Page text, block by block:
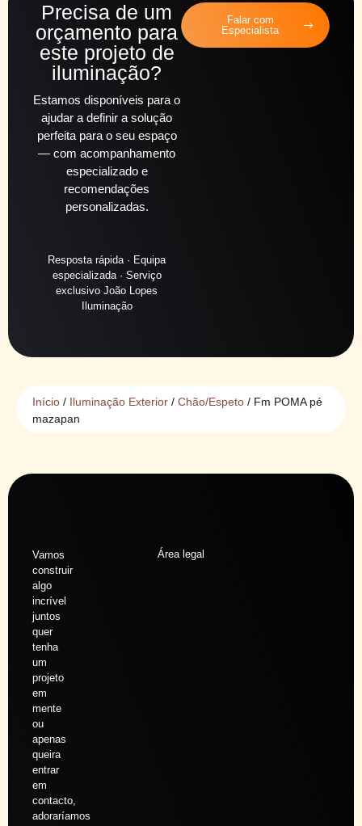
Precisa de um
orçamento para
este projeto de
iluminação?
Estamos disponíveis para o
ajudar a definir a solução
perfeita para o seu espaço
— com acompanhamento
especializado e
recomendações
personalizadas.
Resposta rápida · Equipa
especializada · Serviço
exclusivo João Lopes
Iluminação
Falar com
Especialista
Início / Iluminação Exterior / Chão/Espeto / Fm POMA pé
mazapan
Vamos
construir
algo
incrível
juntos
quer
tenha
um
projeto
em
mente
ou
apenas
queira
entrar
em
contacto,
adoraríamos
Área legal